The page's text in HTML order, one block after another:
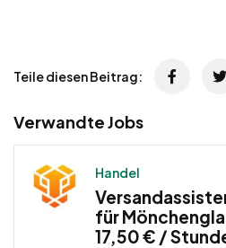
Teile diesen Beitrag:
Verwandte Jobs
Handel
für
17,50 € /